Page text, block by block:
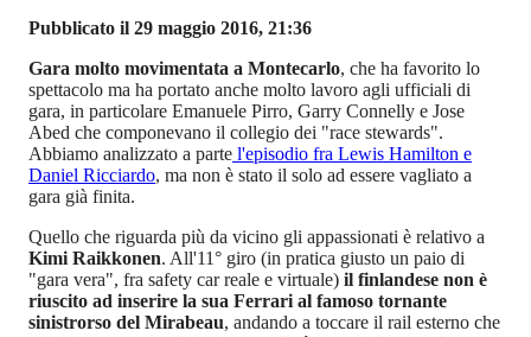
Pubblicato il 29 maggio 2016, 21:36
Gara molto movimentata a Montecarlo, che ha favorito lo
spettacolo ma ha portato anche molto lavoro agli ufficiali di
gara, in particolare Emanuele Pirro, Garry Connelly e Jose
Abed che componevano il collegio dei "race stewards".
Abbiamo analizzato a parte l'episodio fra Lewis Hamilton e
Daniel Ricciardo, ma non è stato il solo ad essere vagliato a
gara già finita.
Quello che riguarda più da vicino gli appassionati è relativo a
Kimi Raikkonen. All'11° giro (in pratica giusto un paio di
"gara vera", fra safety car reale e virtuale) il finlandese non è
riuscito ad inserire la sua Ferrari al famoso tornante
sinistrorso del Mirabeau, andando a toccare il rail esterno che